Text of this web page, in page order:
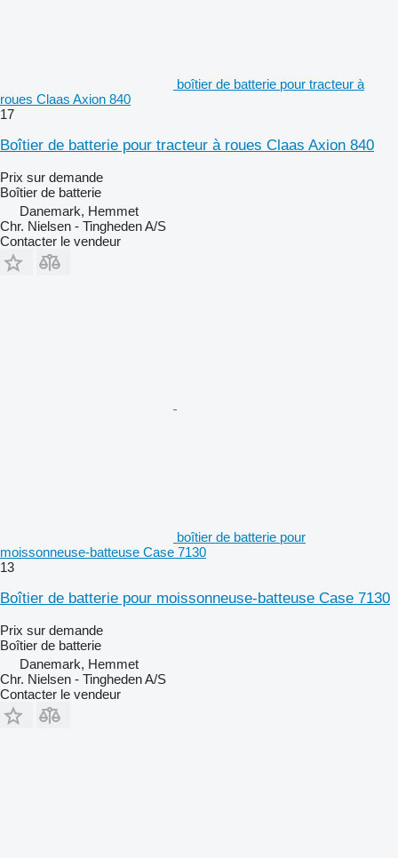
boîtier de batterie pour tracteur à
roues Claas Axion 840
17
Boîtier de batterie pour tracteur à roues Claas Axion 840
Prix sur demande
Boîtier de batterie
Danemark, Hemmet
Chr. Nielsen - Tingheden A/S
Contacter le vendeur
boîtier de batterie pour
moissonneuse-batteuse Case 7130
13
Boîtier de batterie pour moissonneuse-batteuse Case 7130
Prix sur demande
Boîtier de batterie
Danemark, Hemmet
Chr. Nielsen - Tingheden A/S
Contacter le vendeur